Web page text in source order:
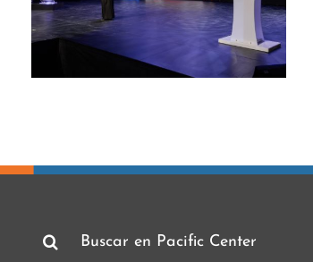
clase magistral
Contar lo bueno
también es informar